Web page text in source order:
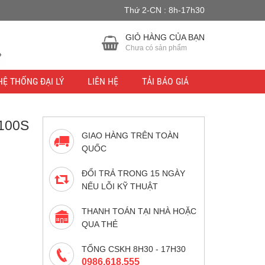
Thứ 2-CN : 8h-17h30
GIỎ HÀNG CỦA BẠN
Chưa có sản phẩm
THỐNG ĐẠI LÝ LIÊN HỆ TẢI BÁO GIÁ
GIAO HÀNG TRÊN TOÀN
QUỐC
ĐỔI TRẢ TRONG 15 NGÀY
NẾU LỖI KỸ THUẬT
THANH TOÁN TẠI NHÀ HOẶC
QUA THẺ
TỔNG CSKH 8H30 - 17H30
0986.618.555
lực.